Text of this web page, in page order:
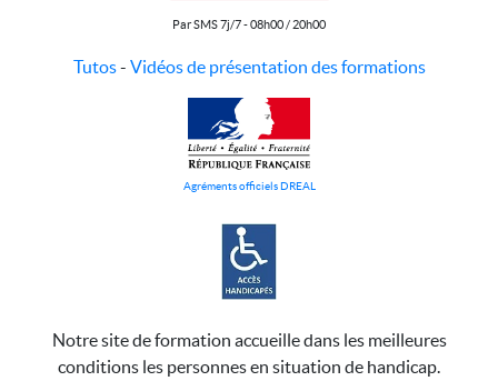
Par SMS 7j/7 - 08h00 / 20h00
Tutos- Vidéos de présentation des formations
Agréments officiels DREAL
Notre site de formation accueille dans les meilleures
conditions les personnes en situation de handicap.